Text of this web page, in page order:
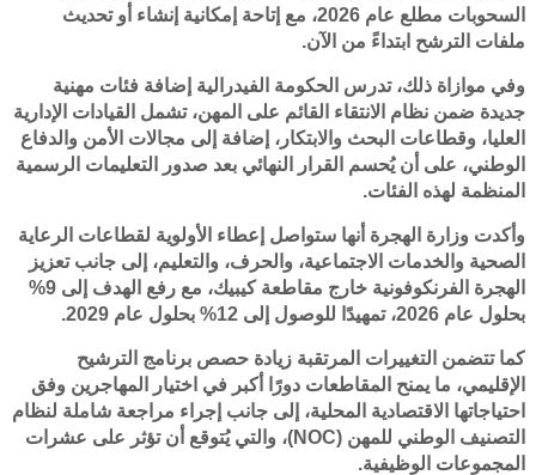
السحوبات مطلع عام 2026، مع إتاحة إمكانية إنشاء أو تحديث
ملفات الترشح ابتداءً من الآن.
وفي موازاة ذلك، تدرس الحكومة الفيدرالية إضافة فئات مهنية
جديدة ضمن نظام الانتقاء القائم على المهن، تشمل القيادات الإدارية
العليا، وقطاعات البحث والابتكار، إضافة إلى مجالات الأمن والدفاع
الوطني، على أن يُحسم القرار النهائي بعد صدور التعليمات الرسمية
المنظمة لهذه الفئات.
وأكدت وزارة الهجرة أنها ستواصل إعطاء الأولوية لقطاعات الرعاية
الصحية والخدمات الاجتماعية، والحرف، والتعليم، إلى جانب تعزيز
الهجرة الفرنكوفونية خارج مقاطعة كيبيك، مع رفع الهدف إلى 9%
بحلول عام 2026، تمهيدًا للوصول إلى 12% بحلول عام 2029.
كما تتضمن التغييرات المرتقبة زيادة حصص برنامج الترشيح
الإقليمي، ما يمنح المقاطعات دورًا أكبر في اختيار المهاجرين وفق
احتياجاتها الاقتصادية المحلية، إلى جانب إجراء مراجعة شاملة لنظام
التصنيف الوطني للمهن (NOC)، والتي يُتوقع أن تؤثر على عشرات
المجموعات الوظيفية.